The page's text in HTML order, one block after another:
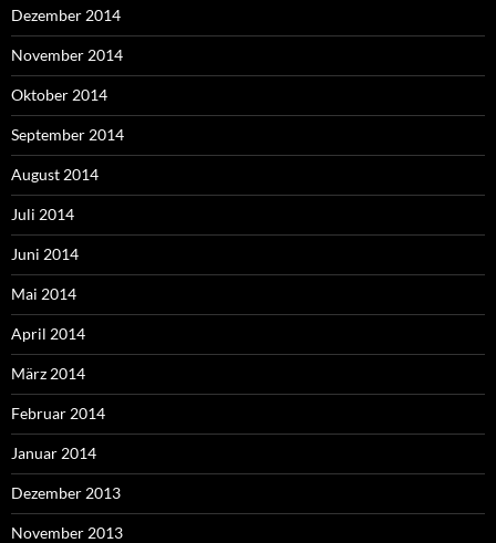
Dezember 2014
November 2014
Oktober 2014
September 2014
August 2014
Juli 2014
Juni 2014
Mai 2014
April 2014
März 2014
Februar 2014
Januar 2014
Dezember 2013
November 2013